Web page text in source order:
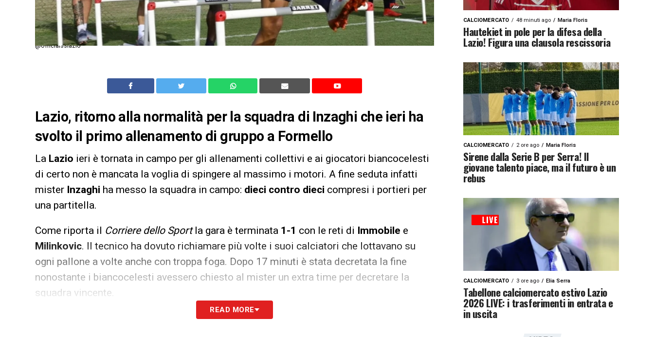
@officialsslazio
Lazio, ritorno alla normalità per la squadra di Inzaghi che ieri ha
svolto il primo allenamento di gruppo a Formello
La Lazio ieri è tornata in campo per gli allenamenti collettivi e ai giocatori biancocelesti
di certo non è mancata la voglia di spingere al massimo i motori. A fine seduta infatti
mister Inzaghi ha messo la squadra in campo: dieci contro dieci compresi i portieri per
una partitella.
Come riporta il Corriere dello Sportla gara è terminata 1-1 con le reti di Immobile e
Milinkovic. Il tecnico ha dovuto richiamare più volte i suoi calciatori che lottavano su
ogni pallone a volte anche con troppa foga. Dopo 17 minuti è stata decretata la fine
nonostante i biancocelesti avessero chiesto al mister un extra time per decretare la
squadra vincente.
READ MORE
CALCIOMERCATO 48 minuti ago Maria Floris
Hautekiet in pole per la difesa della
Lazio! Figura una clausola rescissoria
CALCIOMERCATO 2 ore ago Maria Floris
Sirene dalla Serie B per Serra! Il
giovane talento piace, ma il futuro è un
rebus
CALCIOMERCATO 3 ore ago Elia Serra
Tabellone calciomercato estivo Lazio
2026 LIVE: i trasferimenti in entrata e
in uscita